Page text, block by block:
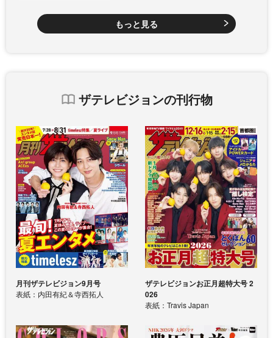
もっと見る
ザテレビジョンの刊行物
月刊ザテレビジョン9月号
表紙：内田有紀＆寺西拓人
ザテレビジョンお正月超特大号 2
026
表紙：Travis Japan